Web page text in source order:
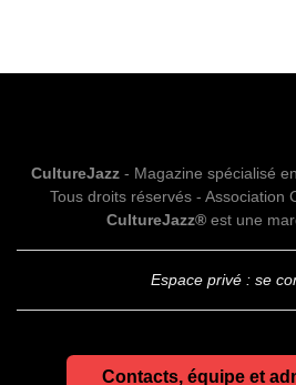
CultureJazz- Magazine spécialisé
Tous droits réservés - Association
CultureJazz®est une
Espace privé : se
Contacts, équipe et